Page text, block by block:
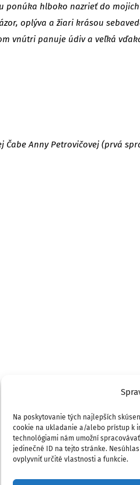
Na poskytovanie tých najlepších
cookie na ukladanie a/alebo prístup k
technológiami nám umožní
jedinečné ID na tejto stránke.
ovplyvniť určité vlastnosti a funkcie.
ponúka hlboko nazrieť do
oplýva a žiari krásou
vnútri panuje údiv a veľká
Anny Petrovičovej (prvá